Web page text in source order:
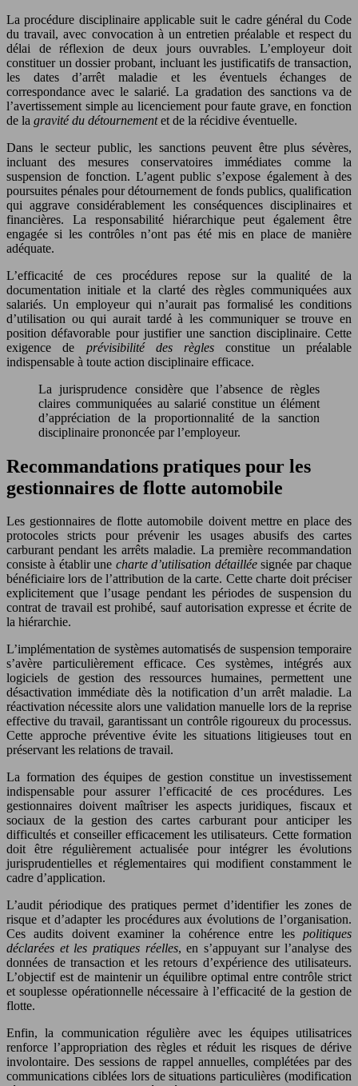
La procédure disciplinaire applicable suit le cadre général du Code
du travail, avec convocation à un entretien préalable et respect du
délai de réflexion de deux jours ouvrables. L’employeur doit
constituer un dossier probant, incluant les justificatifs de transaction,
les dates d’arrêt maladie et les éventuels échanges de
correspondance avec le salarié. La gradation des sanctions va de
l’avertissement simple au licenciement pour faute grave, en fonction
de la gravité du détournementet de la récidive éventuelle.
Dans le secteur public, les sanctions peuvent être plus sévères,
incluant des mesures conservatoires immédiates comme la
suspension de fonction. L’agent public s’expose également à des
poursuites pénales pour détournement de fonds publics, qualification
qui aggrave considérablement les conséquences disciplinaires et
financières. La responsabilité hiérarchique peut également être
engagée si les contrôles n’ont pas été mis en place de manière
adéquate.
L’efficacité de ces procédures repose sur la qualité de la
documentation initiale et la clarté des règles communiquées aux
salariés. Un employeur qui n’aurait pas formalisé les conditions
d’utilisation ou qui aurait tardé à les communiquer se trouve en
position défavorable pour justifier une sanction disciplinaire. Cette
exigence de prévisibilité des règles constitue un préalable
indispensable à toute action disciplinaire efficace.
La jurisprudence considère que l’absence de règles
claires communiquées au salarié constitue un élément
d’appréciation de la proportionnalité de la sanction
disciplinaire prononcée par l’employeur.
Recommandations pratiques pour les
gestionnaires de flotte automobile
Les gestionnaires de flotte automobile doivent mettre en place des
protocoles stricts pour prévenir les usages abusifs des cartes
carburant pendant les arrêts maladie. La première recommandation
consiste à établir une charte d’utilisation détailléesignée par chaque
bénéficiaire lors de l’attribution de la carte. Cette charte doit préciser
explicitement que l’usage pendant les périodes de suspension du
contrat de travail est prohibé, sauf autorisation expresse et écrite de
la hiérarchie.
L’implémentation de systèmes automatisés de suspension temporaire
s’avère particulièrement efficace. Ces systèmes, intégrés aux
logiciels de gestion des ressources humaines, permettent une
désactivation immédiate dès la notification d’un arrêt maladie. La
réactivation nécessite alors une validation manuelle lors de la reprise
effective du travail, garantissant un contrôle rigoureux du processus.
Cette approche préventive évite les situations litigieuses tout en
préservant les relations de travail.
La formation des équipes de gestion constitue un investissement
indispensable pour assurer l’efficacité de ces procédures. Les
gestionnaires doivent maîtriser les aspects juridiques, fiscaux et
sociaux de la gestion des cartes carburant pour anticiper les
difficultés et conseiller efficacement les utilisateurs. Cette formation
doit être régulièrement actualisée pour intégrer les évolutions
jurisprudentielles et réglementaires qui modifient constamment le
cadre d’application.
L’audit périodique des pratiques permet d’identifier les zones de
risque et d’adapter les procédures aux évolutions de l’organisation.
Ces audits doivent examiner la cohérence entre les politiques
déclarées et les pratiques réelles, en s’appuyant sur l’analyse des
données de transaction et les retours d’expérience des utilisateurs.
L’objectif est de maintenir un équilibre optimal entre contrôle strict
et souplesse opérationnelle nécessaire à l’efficacité de la gestion de
flotte.
Enfin, la communication régulière avec les équipes utilisatrices
renforce l’appropriation des règles et réduit les risques de dérive
involontaire. Des sessions de rappel annuelles, complétées par des
communications ciblées lors de situations particulières (modification